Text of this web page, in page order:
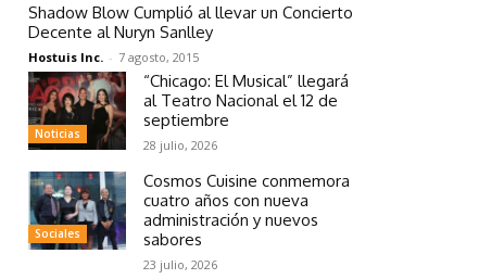
Shadow Blow Cumplió al llevar un Concierto
Decente al Nuryn Sanlley
Hostuis Inc. - 7 agosto, 2015
Noticias
“Chicago: El Musical” llegará
al Teatro Nacional el 12 de
septiembre
28 julio, 2026
Sociales
Cosmos Cuisine conmemora
cuatro años con nueva
administración y nuevos
sabores
23 julio, 2026